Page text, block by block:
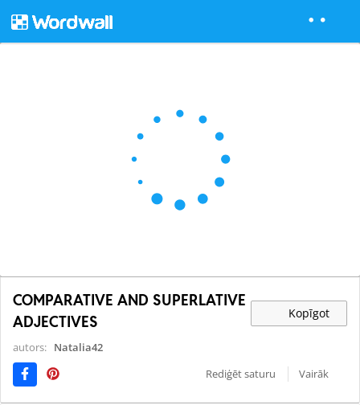
COMPARATIVE AND SUPERLATIVE
ADJECTIVES
Kopīgot
autors: Natalia42
Rediģēt saturu
Vairāk